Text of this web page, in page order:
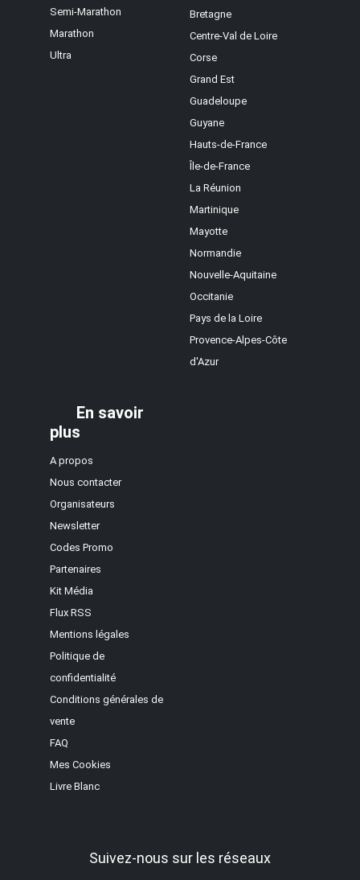
Semi-Marathon
Marathon
Ultra
Bretagne
Centre-Val de Loire
Corse
Grand Est
Guadeloupe
Guyane
Hauts-de-France
Île-de-France
La Réunion
Martinique
Mayotte
Normandie
Nouvelle-Aquitaine
Occitanie
Pays de la Loire
Provence-Alpes-Côte
d'Azur
En savoir
plus
A propos
Nous contacter
Organisateurs
Newsletter
Codes Promo
Partenaires
Kit Média
Flux RSS
Mentions légales
Politique de
confidentialité
Conditions générales de
vente
FAQ
Mes Cookies
Livre Blanc
Suivez-nous sur les réseaux